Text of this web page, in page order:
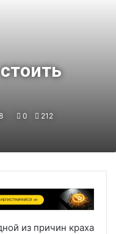
0
212
из причин краха